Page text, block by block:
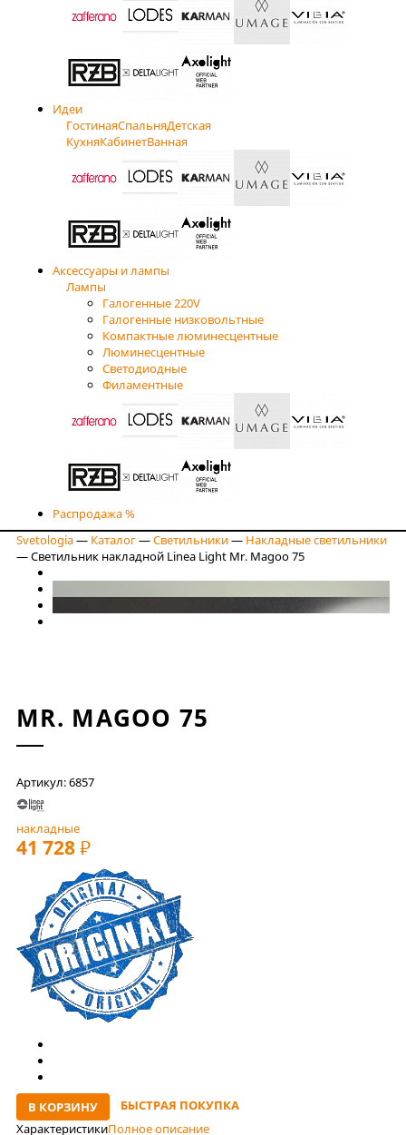
Идеи
ГостинаяСпальняДетская
КухняКабинетВанная
Аксессуары и лампы
Лампы
Галогенные 220V
Галогенные низковольтные
Компактные люминесцентные
Люминесцентные
Светодиодные
Филаментные
Распродажа %
Svetologia— Каталог—Светильники— Накладные светильники
—Светильник накладной Linea Light Mr. Magoo 75
MR. MAGOO 75
Артикул: 6857
накладные
41 728 РУБ
В КОРЗИНУ
БЫСТРАЯ ПОКУПКА
ХарактеристикиПолное описание